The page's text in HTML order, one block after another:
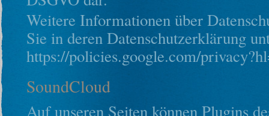
Weitere Informationen über
Sie in deren Datenschutzerklärung
https://policies.google.com/
SoundCloud
Auf unseren Seiten können Plugins